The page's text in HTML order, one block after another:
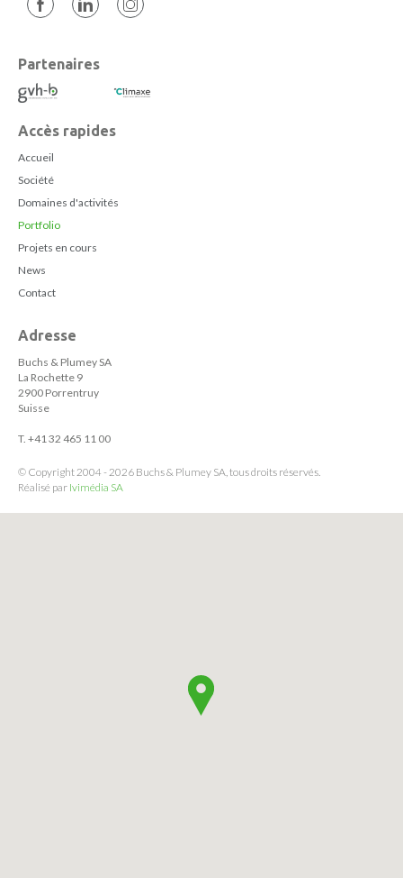
Partenaires
Accès rapides
Accueil
Société
Domaines d'activités
Portfolio
Projets en cours
News
Contact
Adresse
Buchs & Plumey SA
La Rochette 9
2900 Porrentruy
Suisse
T. +41 32 465 11 00
© Copyright 2004 - 2026 Buchs & Plumey SA, tous droits réservés.
Réalisé par Ivimédia SA